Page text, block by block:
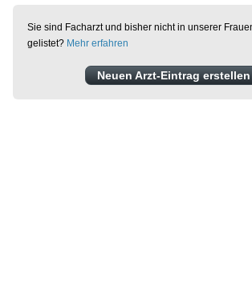
Sie sind Facharzt und bisher nicht in unserer
gelistet? Mehr erfahren
Neuen Arzt-Eintrag erstellen